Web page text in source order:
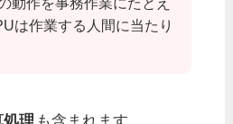
は作業する人間に当たり